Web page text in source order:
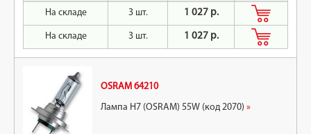
На складе 3 шт. 1 027 р.
На складе 3 шт. 1 027 р.
OSRAM 64210
Лампа H7 (OSRAM) 55W (код 2070) »